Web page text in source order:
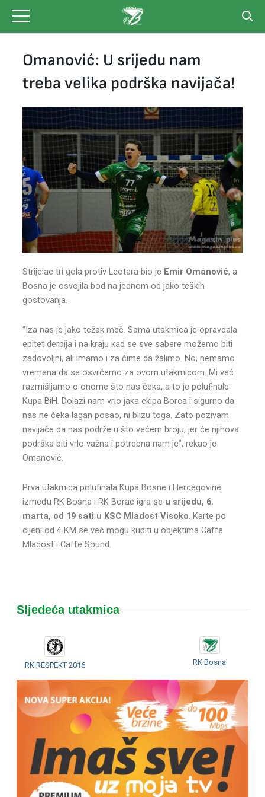
content
Omanović: U srijedu nam
treba velika podrška navijača!
Strijelac tri gola protiv Leotara bio je Emir Omanović, a
Bosna je osvojila bod na jednom od jako teških
gostovanja.
“Iza nas je jako težak meč. Sama utakmica je opravdala
epitet derbija i na kraju kad se sve sabere možemo biti
zadovoljni, ali imamo i za čime da žalimo. No, nemamo
vremena da se osvrćemo za ovom utakmicom. Mi već
razmišljamo o onome što nas čeka, a to je polufinale
Kupa BiH. Dolazi nam vrlo jaka ekipa Borca i sigurno da
nas ne čeka lagan posao, ni blizu toga. Zato pozivam
navijače da nas podrže u što većem broju, jer će njihova
podrška biti vrlo važna i potrebna nam je”, rekao je
Omanović.
Prva utakmica polufinala Kupa Bosne i Hercegovine
između RK Bosna i RK Borac igra se u srijedu, 6.
marta, od 19 sati u KSC Mladost Visoko . Karte po
cijeni od 4 KM se već mogu kupiti u objektima Caffe
Mladost i Caffe Sound.
Sljedeća utakmica
RK RESPEKT 2016 RK Bosna